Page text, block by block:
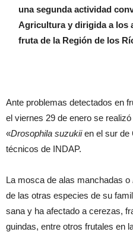
una segunda actividad
Agricultura y dirigida a los
fruta de la Región de los
Ante problemas detectados en
el viernes 29 de enero se
«Drosophila suzukiien el sur de
técnicos de INDAP.
La mosca de alas manchadas o
de las otras especies de su
sana y ha afectado a cerezas,
guindas, entre otros frutales en